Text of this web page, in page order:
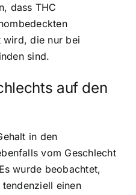
dass THC
wird, die nur bei
sind.
auf den
in den
vom Geschlecht
wurde beobachtet,
einen